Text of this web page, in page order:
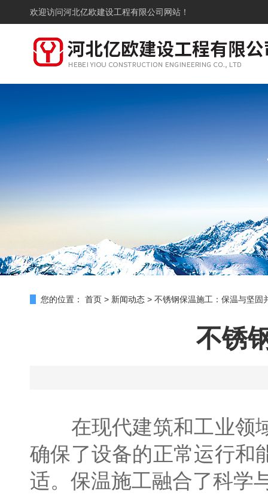
欢迎访问河北亿欧建设工程有限公司网站！
您的位置： 首页 > 新闻动态 > 不锈钢保温施工：保温与坚固
不锈
在现代建筑和工业领
确保了设备的正常运行和
适。保温施工融合了科学